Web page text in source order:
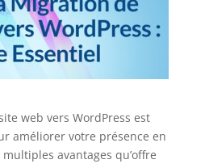
web vers WordPress est
améliorer votre présence en
avantages qu’offre